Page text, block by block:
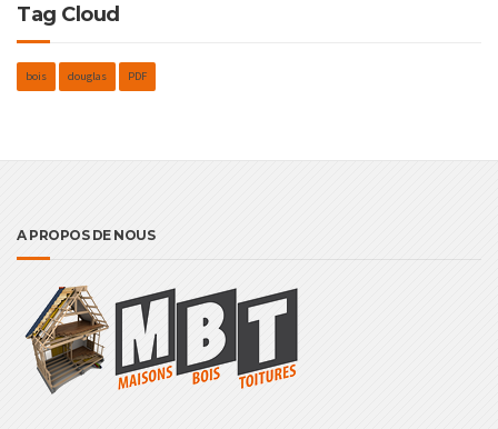
Tag Cloud
bois douglas PDF
A PROPOS DE NOUS